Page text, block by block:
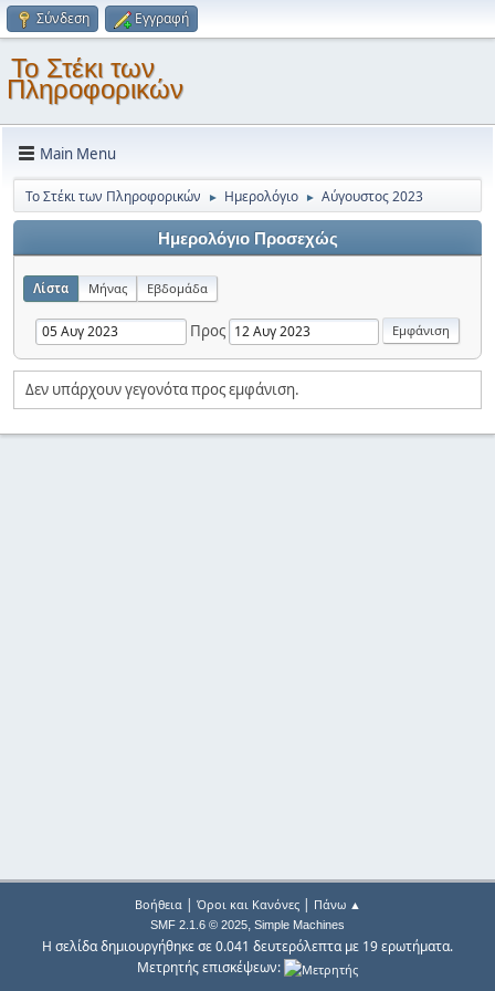
Σύνδεση Εγγραφή
Το Στέκι των
Πληροφορικών
Main Menu
Το Στέκι των Πληροφορικών ► Ημερολόγιο ► Αύγουστος 2023
Ημερολόγιο Προσεχώς
Λίστα Μήνας Εβδομάδα
Προς
Δεν υπάρχουν γεγονότα προς εμφάνιση.
Βοήθεια| Όροι και Κανόνες| Πάνω ▲
SMF 2.1.6 © 2025, Simple Machines
Η σελίδα δημιουργήθηκε σε 0.041 δευτερόλεπτα με 19 ερωτήματα.
Μετρητής επισκέψεων: